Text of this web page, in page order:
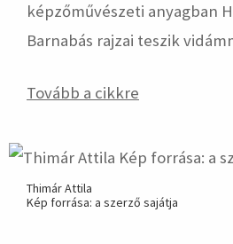
képzőművészeti anyagban
Barnabás rajzai teszik
Tovább a cikkre
Thimár Attila
Kép forrása: a szerző sajátja